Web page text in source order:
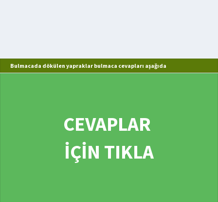
Bulmacada dökülen yapraklar bulmaca cevapları aşağıda
CEVAPLAR
İÇİN TIKLA